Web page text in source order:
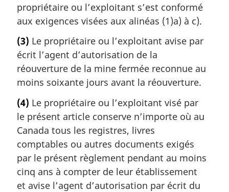
propriétaire ou l’exploitant s’est conformé
aux exigences visées aux alinéas (1)a) à c).
(3) Le propriétaire ou l’exploitant avise par
écrit l’agent d’autorisation de la
réouverture de la mine fermée reconnue au
moins soixante jours avant la réouverture.
(4) Le propriétaire ou l’exploitant visé par
le présent article conserve n’importe où au
Canada tous les registres, livres
comptables ou autres documents exigés
par le présent règlement pendant au moins
cinq ans à compter de leur établissement
et avise l’agent d’autorisation par écrit du